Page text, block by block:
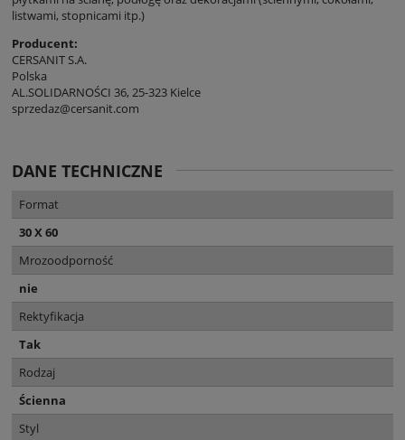
listwami, stopnicami itp.)
Producent:
CERSANIT S.A.
Polska
AL.SOLIDARNOŚCI 36, 25-323 Kielce
sprzedaz@cersanit.com
DANE TECHNICZNE
Format
30 X 60
Mrozoodporność
nie
Rektyfikacja
Tak
Rodzaj
Ścienna
Styl